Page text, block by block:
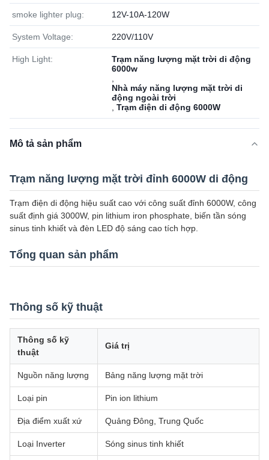
smoke lighter plug: 12V-10A-120W
System Voltage: 220V/110V
High Light:
Trạm năng lượng mặt trời di động
6000w
Nhà máy năng lượng mặt trời di
động ngoài trời
Trạm điện di động 6000W
Mô tả sản phẩm
Trạm năng lượng mặt trời đỉnh 6000W di động
Trạm điện di động hiệu suất cao với công suất đỉnh 6000W, công
suất định giá 3000W, pin lithium iron phosphate, biến tần sóng
sinus tinh khiết và đèn LED độ sáng cao tích hợp.
Tổng quan sản phẩm
Thông số kỹ thuật
Thông số kỹ
thuật
Giá trị
Nguồn năng lượng Bảng năng lượng mặt trời
Loại pin Pin ion lithium
Địa điểm xuất xứ Quảng Đông, Trung Quốc
Loại Inverter Sóng sinus tinh khiết